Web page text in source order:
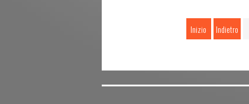
Inizio Indietro